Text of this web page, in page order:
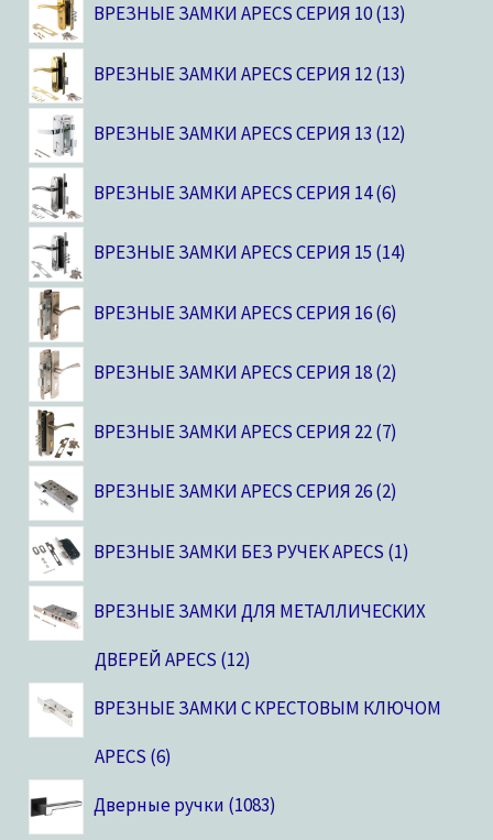
ВРЕЗНЫЕ ЗАМКИ APECS СЕРИЯ 10 13
ВРЕЗНЫЕ ЗАМКИ APECS СЕРИЯ 12 13
ВРЕЗНЫЕ ЗАМКИ APECS СЕРИЯ 13 12
ВРЕЗНЫЕ ЗАМКИ APECS СЕРИЯ 14 6
ВРЕЗНЫЕ ЗАМКИ APECS СЕРИЯ 15 14
ВРЕЗНЫЕ ЗАМКИ APECS СЕРИЯ 16 6
ВРЕЗНЫЕ ЗАМКИ APECS СЕРИЯ 18 2
ВРЕЗНЫЕ ЗАМКИ APECS СЕРИЯ 22 7
ВРЕЗНЫЕ ЗАМКИ APECS СЕРИЯ 26 2
ВРЕЗНЫЕ ЗАМКИ БЕЗ РУЧЕК APECS 1
ВРЕЗНЫЕ ЗАМКИ ДЛЯ МЕТАЛЛИЧЕСКИХ
ДВЕРЕЙ APECS 12
ВРЕЗНЫЕ ЗАМКИ С КРЕСТОВЫМ КЛЮЧОМ
APECS 6
Дверные ручки 1083